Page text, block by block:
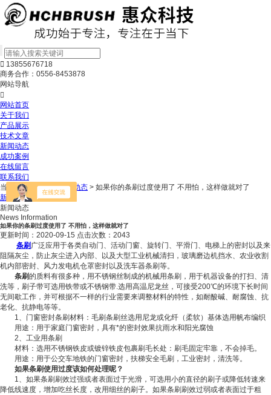
 13855676718
商务合作：0556-8453878
网站导航

网站首页
关于我们
产品展示
技术文章
新闻动态
成功案例
在线留言
联系我们
当前位置： 主页>新闻动态 > 如果你的条刷过度使用了 不用怕，这样做就对了
新闻动态技术文章
新闻动态
News Information
如果你的条刷过度使用了 不用怕，这样做就对了
更新时间：2020-09-15 点击次数：2043
条刷 广泛应用于各类自动门、活动门窗、旋转门、平滑门、电梯上的密封以及来
阻隔灰尘，防止灰尘进入内部、以及大型工业机械清扫，玻璃磨边机挡水、农业收割
机内部密封、风力发电机仓罩密封以及洗车器条刷等。
条刷的质料有很多种，用不锈钢丝制成的机械用条刷，用于机器设备的打扫、清
洗等，刷子带可选用铁带或不锈钢带.选用高温尼龙丝，可接受200℃的环境下长时间
无间歇工作，并可根据不一样的行业需要来调整材料的特性，如耐酸碱、耐腐蚀、抗
老化、抗静电等等。
1、门窗密封条刷材料：毛刷条刷丝选用尼龙或化纤（柔软）基体选用帆布编织
用途：用于家庭门窗密封，具有*的密封效果抗雨水和阳光腐蚀
2、工业用条刷
材料：选用不锈钢铁皮或镀锌铁皮包裹刷毛长处：刷毛固定牢靠，不会掉毛。
用途：用于公交车地铁的门窗密封，扶梯安全毛刷，工业密封，清洗等。
如果条刷使用过度该如何处理呢？
1、如果条刷刷效过强或者表面过于光滑，可选用小的直径的刷子或降低转速来
降低线速度，增加吃丝长度，改用细丝的刷子。如果条刷刷效过弱或者表面过于粗